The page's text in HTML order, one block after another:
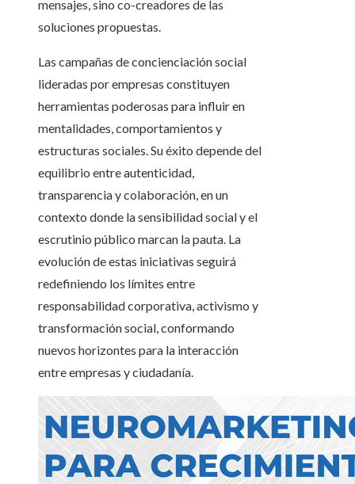
mensajes, sino co-creadores de las
soluciones propuestas.
Las campañas de concienciación social
lideradas por empresas constituyen
herramientas poderosas para influir en
mentalidades, comportamientos y
estructuras sociales. Su éxito depende del
equilibrio entre autenticidad,
transparencia y colaboración, en un
contexto donde la sensibilidad social y el
escrutinio público marcan la pauta. La
evolución de estas iniciativas seguirá
redefiniendo los límites entre
responsabilidad corporativa, activismo y
transformación social, conformando
nuevos horizontes para la interacción
entre empresas y ciudadanía.